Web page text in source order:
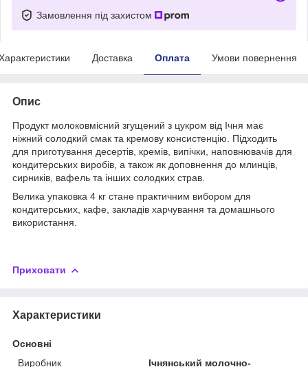
Замовлення під захистом
Доставка Оплата Умови повернення
Опис
Продукт молоковмісний згущений з цукром від Ічня має
ніжний солодкий смак та кремову консистенцію. Підходить
для приготування десертів, кремів, випічки, наповнювачів для
кондитерських виробів, а також як доповнення до млинців,
сирників, вафель та інших солодких страв.
Велика упаковка 4 кг стане практичним вибором для
кондитерських, кафе, закладів харчування та домашнього
використання.
Приховати
Характеристики
Основні
Виробник
Ічнянський молочно-